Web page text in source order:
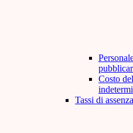
Costo
Tassi di assenza